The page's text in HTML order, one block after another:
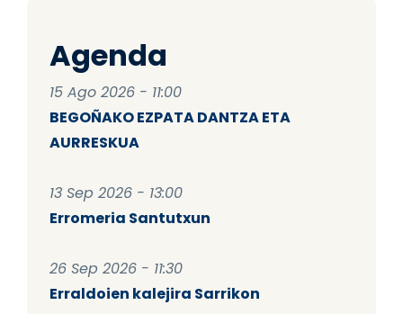
Agenda
15 Ago 2026 - 11:00
BEGOÑAKO EZPATA DANTZA ETA
AURRESKUA
13 Sep 2026 - 13:00
Erromeria Santutxun
26 Sep 2026 - 11:30
Erraldoien kalejira Sarrikon